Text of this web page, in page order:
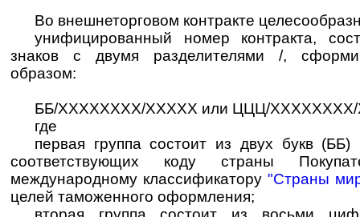
Во внешнеторговом контракте
унифицированный номер контракта,
знаков с двумя разделителями /,
образом:
ББ/XXXXXXXX/XXXXX или ЦЦЦ/
где
первая группа состоит из двух букв
соответствующих коду страны
международному классификатору "Страны
целей таможенного оформления;